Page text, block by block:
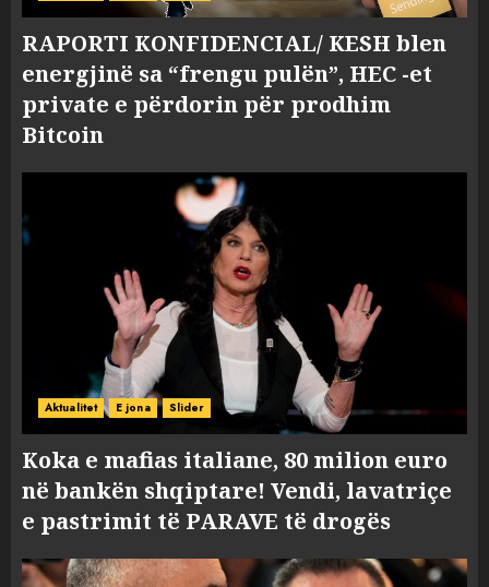
RAPORTI KONFIDENCIAL/ KESH blen
energjinë sa “frengu pulën”, HEC -et
private e përdorin për prodhim
Bitcoin
Aktualitet E jona Slider
Koka e mafias italiane, 80 milion euro
në bankën shqiptare! Vendi, lavatriçe
e pastrimit të PARAVE të drogës